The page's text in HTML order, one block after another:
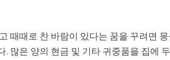
때때로 찬 바람이 있다는 꿈을 꾸려면
. 많은 양의 현금 및 기타 귀중품을 집에